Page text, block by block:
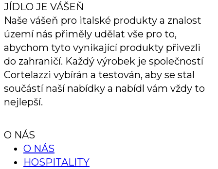
JÍDLO JE VÁŠEŇ
Naše vášeň pro italské produkty a znalost
území nás přiměly udělat vše pro to,
abychom tyto vynikající produkty přivezli
do zahraničí. Každý výrobek je společností
Cortelazzi vybírán a testován, aby se stal
součástí naší nabídky a nabídl vám vždy to
nejlepší.
O NÁS
O NÁS
HOSPITALITY